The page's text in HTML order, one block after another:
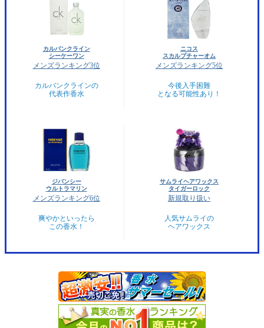
カルバンクライン
シーケーワン
メンズランキング3位
カルバンクラインの
代表作香水
ニコス
スカルプチャーオム
メンズランキング5位
今後入手困難
となる可能性あり！
ジバンシー
ウルトラマリン
メンズランキング6位
爽やかといったら
この香水！
サムライヘアワックス
タイガーロック
新規取り扱い
人気サムライの
ヘアワックス